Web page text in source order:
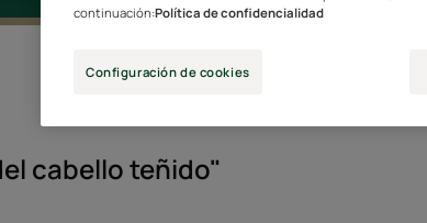
cabello teñido"
continuación:Política de confidencialidad
Configuración de cookies